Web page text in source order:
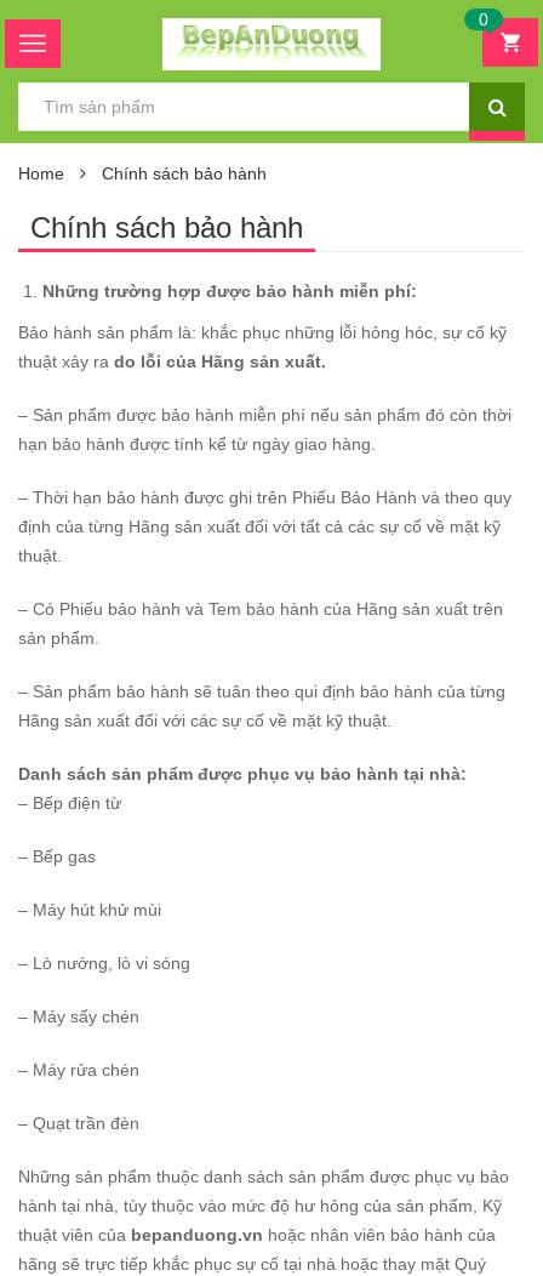
0
Home Chính sách bảo hành
Chính sách bảo hành
Những trường hợp được bảo hành miễn phí:
Bảo hành sản phẩm là: khắc phục những lỗi hỏng hóc, sự cố kỹ
thuật xảy ra do lỗi của Hãng sản xuất.
– Sản phẩm được bảo hành miễn phí nếu sản phẩm đó còn thời
hạn bảo hành được tính kể từ ngày giao hàng.
– Thời hạn bảo hành được ghi trên Phiếu Bảo Hành và theo quy
định của từng Hãng sản xuất đối với tất cả các sự cố về mặt kỹ
thuật.
– Có Phiếu bảo hành và Tem bảo hành của Hãng sản xuất trên
sản phẩm.
– Sản phẩm bảo hành sẽ tuân theo qui định bảo hành của từng
Hãng sản xuất đối với các sự cố về mặt kỹ thuật.
Danh sách sản phẩm được phục vụ bảo hành tại nhà:
– Bếp điện từ
– Bếp gas
– Máy hút khử mùi
– Lò nướng, lò vi sóng
– Máy sấy chén
– Máy rửa chén
– Quạt trần đèn
Những sản phẩm thuộc danh sách sản phẩm được phục vụ bảo
hành tại nhà, tùy thuộc vào mức độ hư hỏng của sản phẩm, Kỹ
thuật viên của bepanduong.vn hoặc nhân viên bảo hành của
hãng sẽ trực tiếp khắc phục sự cố tại nhà hoặc thay mặt Quý